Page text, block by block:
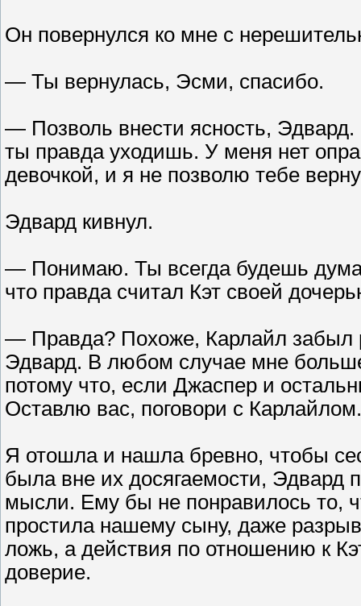
Он повернулся ко мне с
— Ты вернулась, Эсми, спасибо.
— Позволь внести ясность,
ты правда уходишь. У меня нет
девочкой, и я не позволю тебе
Эдвард кивнул.
— Понимаю. Ты всегда будешь
что правда считал Кэт своей
— Правда? Похоже, Карлайл забыл
Эдвард. В любом случае мне
потому что, если Джаспер и
Оставлю вас, поговори с Карлайлом.
Я отошла и нашла бревно, чтобы
была вне их досягаемости, Эдвард
мысли. Ему бы не понравилось то,
простила нашему сыну, даже
ложь, а действия по отношению к
доверие.